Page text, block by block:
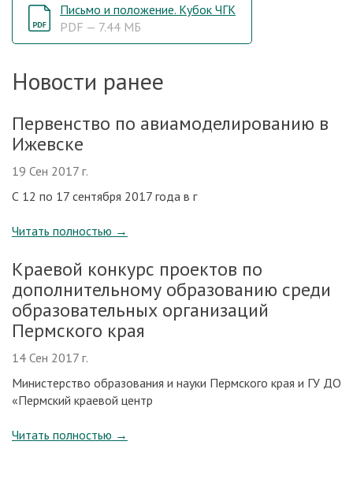
Письмо и положение. Кубок ЧГК
PDF — 7.44 МБ
Новости ранее
Первенство по авиамоделированию в
Ижевске
19 Сен 2017 г.
С 12 по 17 сентября 2017 года в г
Читать полностью →
Краевой конкурс проектов по
дополнительному образованию среди
образовательных организаций
Пермского края
14 Сен 2017 г.
Министерство образования и науки Пермского края и ГУ ДО
«Пермский краевой центр
Читать полностью →